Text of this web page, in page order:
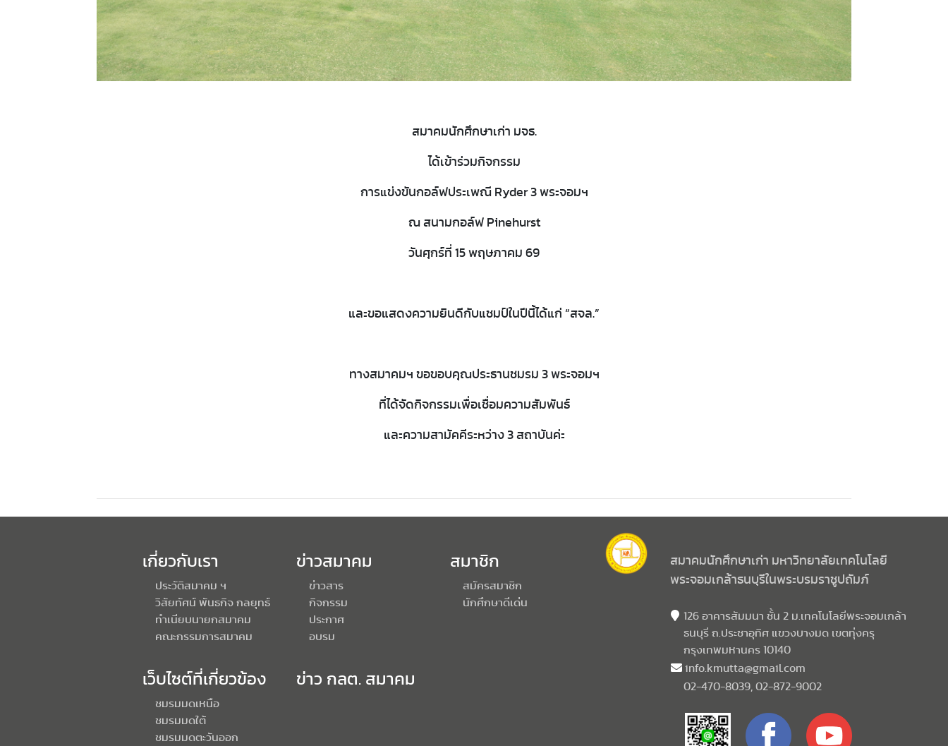
สมาคมนักศึกษาเก่า มจธ.
ได้เข้าร่วมกิจกรรม
การแข่งขันกอล์ฟประเพณี Ryder 3 พระจอมฯ
ณ สนามกอล์ฟ Pinehurst
วันศุกร์ที่ 15 พฤษภาคม 69
และขอแสดงความยินดีกับแชมป์ในปีนี้ได้แก่ “สจล.”
ทางสมาคมฯ ขอขอบคุณประธานชมรม 3 พระจอมฯ
ที่ได้จัดกิจกรรมเพื่อเชื่อมความสัมพันธ์
และความสามัคคีระหว่าง 3 สถาบันค่ะ
เกี่ยวกับเรา
ประวัติสมาคม ฯ
วิสัยทัศน์ พันธกิจ กลยุทธ์
ทำเนียบนายกสมาคม
คณะกรรมการสมาคม
ข่าวสมาคม
ข่าวสาร
กิจกรรม
ประกาศ
อบรม
สมาชิก
สมัครสมาชิก
นักศึกษาดีเด่น
เว็บไซต์ที่เกี่ยวข้อง
ชมรมมดเหนือ
ชมรมมดใต้
ชมรมมดตะวันออก
ข่าว กลต. สมาคม
สมาคมนักศึกษาเก่า มหาวิทยาลัยเทคโนโลยี
พระจอมเกล้าธนบุรีในพระบรมราชูปถัมภ์
126 อาคารสัมมนา ชั้น 2 ม.เทคโนโลยีพระจอมเกล้า
ธนบุรี ถ.ประชาอุทิศ แขวงบางมด เขตทุ่งครุ
กรุงเทพมหานคร 10140
info.kmutta@gmail.com
02-470-8039, 02-872-9002